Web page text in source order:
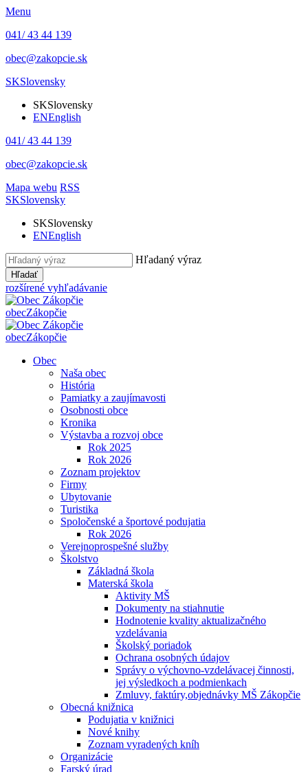
Menu
041/ 43 44 139
obec@zakopcie.sk
SKSlovensky
SKSlovensky
ENEnglish
041/ 43 44 139
obec@zakopcie.sk
Mapa webu RSS
SKSlovensky
SKSlovensky
ENEnglish
Hľadaný výraz
Hľadať
rozšírené vyhľadávanie
obecZákopčie
obecZákopčie
Obec
Naša obec
História
Pamiatky a zaujímavosti
Osobnosti obce
Kronika
Výstavba a rozvoj obce
Rok 2025
Rok 2026
Zoznam projektov
Firmy
Ubytovanie
Turistika
Spoločenské a športové podujatia
Rok 2026
Verejnoprospešné služby
Školstvo
Základná škola
Materská škola
Aktivity MŠ
Dokumenty na stiahnutie
Hodnotenie kvality aktualizačného
vzdelávania
Školský poriadok
Ochrana osobných údajov
Správy o výchovno-vzdelávacej činnosti,
jej výsledkoch a podmienkach
Zmluvy, faktúry,objednávky MŠ Zákopčie
Obecná knižnica
Podujatia v knižnici
Nové knihy
Zoznam vyradených kníh
Organizácie
Farský úrad